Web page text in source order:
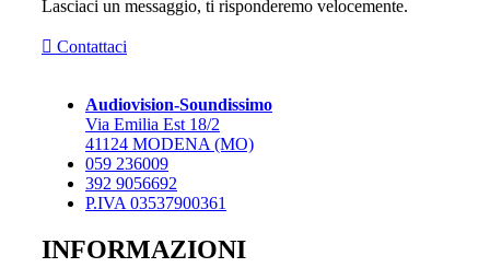
Lasciaci un messaggio, ti risponderemo velocemente.
Contattaci
Audiovision-Soundissimo
Via Emilia Est 18/2
41124 MODENA (MO)
059 236009
392 9056692
P.IVA 03537900361
INFORMAZIONI